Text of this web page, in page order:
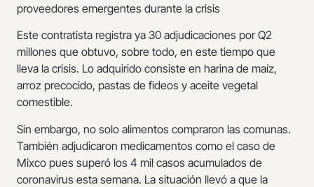
proveedores emergentes durante la crisis
Este contratista registra ya 30 adjudicaciones por Q2
millones que obtuvo, sobre todo, en este tiempo que
lleva la crisis. Lo adquirido consiste en harina de maíz,
arroz precocido, pastas de fideos y aceite vegetal
comestible.
Sin embargo, no solo alimentos compraron las comunas.
También adjudicaron medicamentos como el caso de
Mixco pues superó los 4 mil casos acumulados de
coronavirus esta semana. La situación llevó a que la